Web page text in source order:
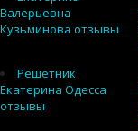
Валерьевна
Кузьминова отзывы
Решетник
Екатерина Одесса
отзывы